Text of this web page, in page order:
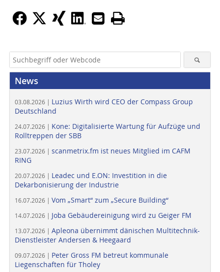
News
03.08.2026 | Luzius Wirth wird CEO der Compass Group
Deutschland
24.07.2026 | Kone: Digitalisierte Wartung für Aufzüge und
Rolltreppen der SBB
23.07.2026 | scanmetrix.fm ist neues Mitglied im CAFM
RING
20.07.2026 | Leadec und E.ON: Investition in die
Dekarbonisierung der Industrie
16.07.2026 | Vom „Smart“ zum „Secure Building“
14.07.2026 | Joba Gebäudereinigung wird zu Geiger FM
13.07.2026 | Apleona übernimmt dänischen Multitechnik-
Dienstleister Andersen & Heegaard
09.07.2026 | Peter Gross FM betreut kommunale
Liegenschaften für Tholey